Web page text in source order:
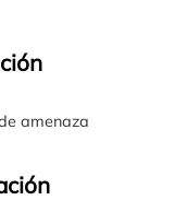
amenaza